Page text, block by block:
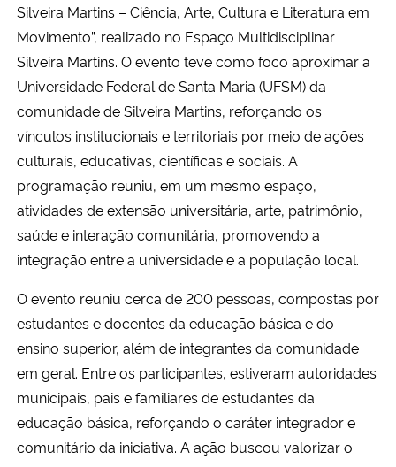
Ministério do Desenvolvimento Regional
Controladoria-Geral da União
Ministério da Mulher, da Família e dos Direitos Humanos
Secretaria-Geral
Secretaria de Governo
Gabinete de Segurança Institucional
Advocacia-Geral da União
Banco Central do Brasil
Planalto
Silveira Martins – Ciência, Arte, Cultura e Literatura em
Movimento”, realizado no Espaço Multidisciplinar
Silveira Martins. O evento teve como foco aproximar a
Universidade Federal de Santa Maria (UFSM) da
comunidade de Silveira Martins, reforçando os
vínculos institucionais e territoriais por meio de ações
culturais, educativas, científicas e sociais. A
programação reuniu, em um mesmo espaço,
atividades de extensão universitária, arte, patrimônio,
saúde e interação comunitária, promovendo a
integração entre a universidade e a população local.
O evento reuniu cerca de 200 pessoas, compostas por
estudantes e docentes da educação básica e do
ensino superior, além de integrantes da comunidade
em geral. Entre os participantes, estiveram autoridades
municipais, pais e familiares de estudantes da
educação básica, reforçando o caráter integrador e
comunitário da iniciativa. A ação buscou valorizar o